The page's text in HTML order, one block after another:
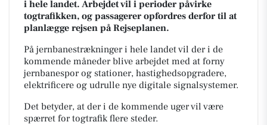
i hele landet. Arbejdet vil i perioder påvirke
togtrafikken, og passagerer opfordres derfor til at
planlægge rejsen på Rejseplanen.
På jernbanestrækninger i hele landet vil der i de
kommende måneder blive arbejdet med at forny
jernbanespor og stationer, hastighedsopgradere,
elektrificere og udrulle nye digitale signalsystemer.
Det betyder, at der i de kommende uger vil være
spærret for togtrafik flere steder.